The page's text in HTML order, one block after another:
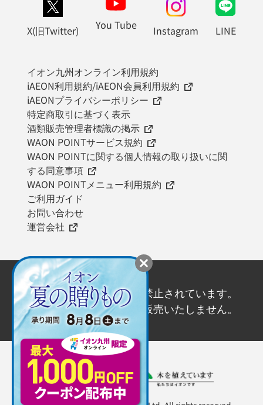
X(旧Twitter) You Tube Instagram LINE
イオン九州オンライン利用規約
iAEON利用規約/iAEON会員利用規約
iAEONプライバシーポリシー
特定商取引に基づく表示
酒類販売管理者標識の掲示
WAON POINTサービス規約
WAON POINTに関する個人情報の取り扱いに関
する同意事項
WAON POINTメニュー利用規約
ご利用ガイド
お問い合わせ
運営会社
20歳未満の飲酒は法律で禁止されています。
20歳未満の方にはお酒を販売いたしません。